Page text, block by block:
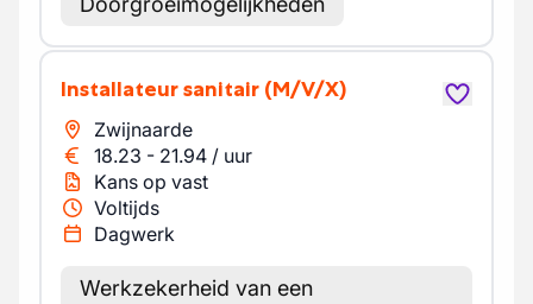
Installateur sanitair (M/V/X)
Zwijnaarde
18.23 - 21.94 / uur
Kans op vast
Voltijds
Dagwerk
Werkzekerheid van een